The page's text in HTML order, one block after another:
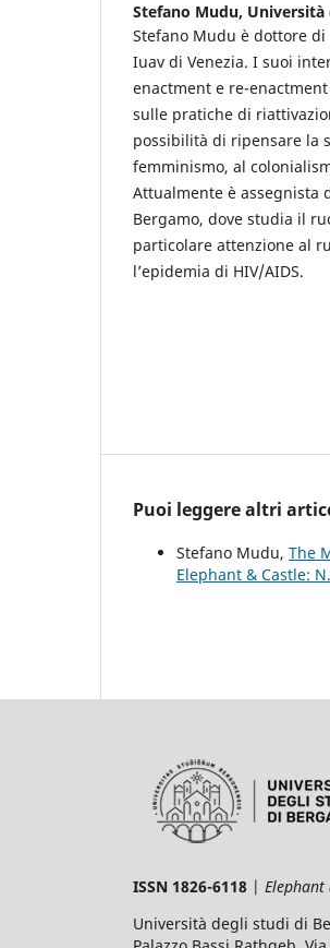
Stefano Mudu, Università
Stefano Mudu è dottore di
Iuav di Venezia. I suoi
enactment e re-
sulle pratiche di
possibilità di ripensare la
femminismo, al
Attualmente è assegnista
Bergamo, dove studia il
particolare attenzione al
l’epidemia di HIV/AIDS.
Puoi leggere altri
Stefano Mudu, The
Elephant & Castle:
ISSN 1826-6118 |
Università degli studi di